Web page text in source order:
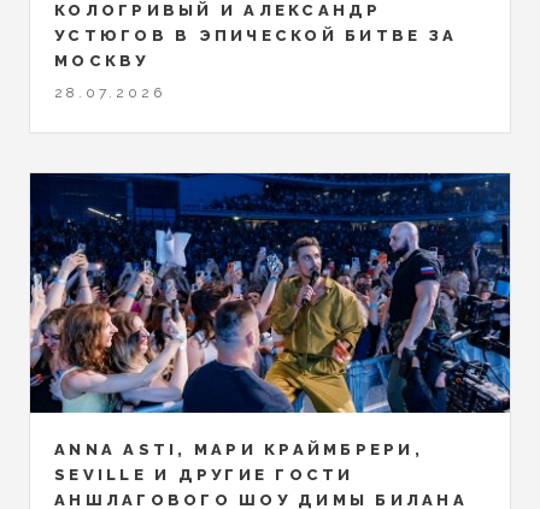
КОЛОГРИВЫЙ И АЛЕКСАНДР
УСТЮГОВ В ЭПИЧЕСКОЙ БИТВЕ ЗА
МОСКВУ
28.07.2026
ANNA ASTI, МАРИ КРАЙМБРЕРИ,
SEVILLE И ДРУГИЕ ГОСТИ
АНШЛАГОВОГО ШОУ ДИМЫ БИЛАНА